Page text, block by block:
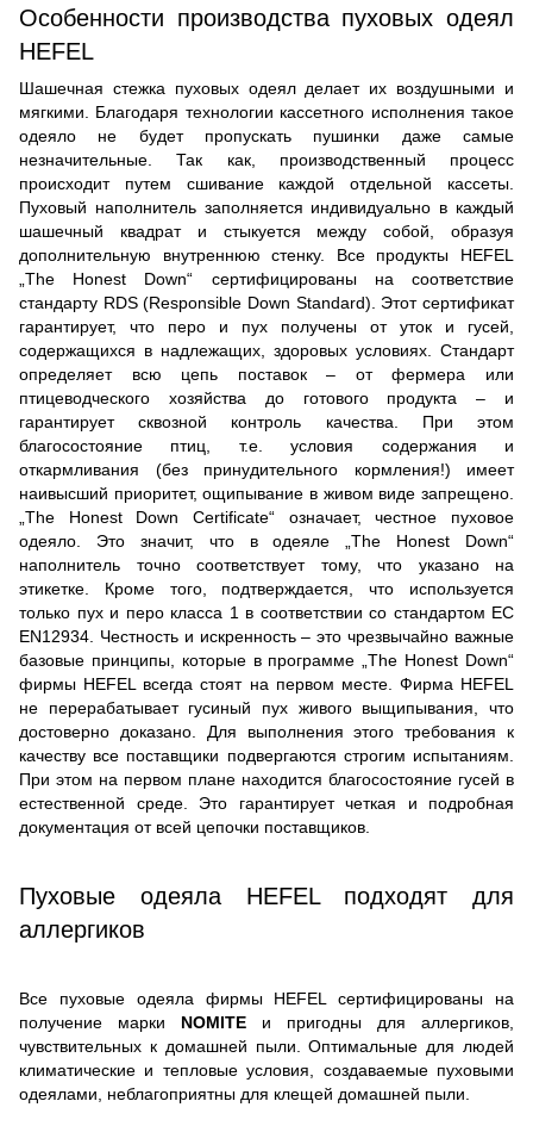
Особенности производства пуховых одеял
HEFEL
Шашечная стежка пуховых одеял делает их воздушными и
мягкими. Благодаря технологии кассетного исполнения такое
одеяло не будет пропускать пушинки даже самые
незначительные. Так как, производственный процесс
происходит путем сшивание каждой отдельной кассеты.
Пуховый наполнитель заполняется индивидуально в каждый
шашечный квадрат и стыкуется между собой, образуя
дополнительную внутреннюю стенку. Все продукты HEFEL
„The Honest Down“ сертифицированы на соответствие
стандарту RDS (Responsible Down Standard). Этот сертификат
гарантирует, что перо и пух получены от уток и гусей,
содержащихся в надлежащих, здоровых условиях. Стандарт
определяет всю цепь поставок – от фермера или
птицеводческого хозяйства до готового продукта – и
гарантирует сквозной контроль качества. При этом
благосостояние птиц, т.е. условия содержания и
откармливания (без принудительного кормления!) имеет
наивысший приоритет, ощипывание в живом виде запрещено.
„The Honest Down Certificate“ означает, честное пуховое
одеяло. Это значит, что в одеяле „The Honest Down“
наполнитель точно соответствует тому, что указано на
этикетке. Кроме того, подтверждается, что используется
только пух и перо класса 1 в соответствии со стандартом ЕС
EN12934. Честность и искренность – это чрезвычайно важные
базовые принципы, которые в программе „The Honest Down“
фирмы HEFEL всегда стоят на первом месте. Фирма HEFEL
не перерабатывает гусиный пух живого выщипывания, что
достоверно доказано. Для выполнения этого требования к
качеству все поставщики подвергаются строгим испытаниям.
При этом на первом плане находится благосостояние гусей в
естественной среде. Это гарантирует четкая и подробная
документация от всей цепочки поставщиков.
Пуховые одеяла HEFEL подходят для
аллергиков
Все пуховые одеяла фирмы HEFEL сертифицированы на
получение марки NOMITE и пригодны для аллергиков,
чувствительных к домашней пыли. Оптимальные для людей
климатические и тепловые условия, создаваемые пуховыми
одеялами, неблагоприятны для клещей домашней пыли.